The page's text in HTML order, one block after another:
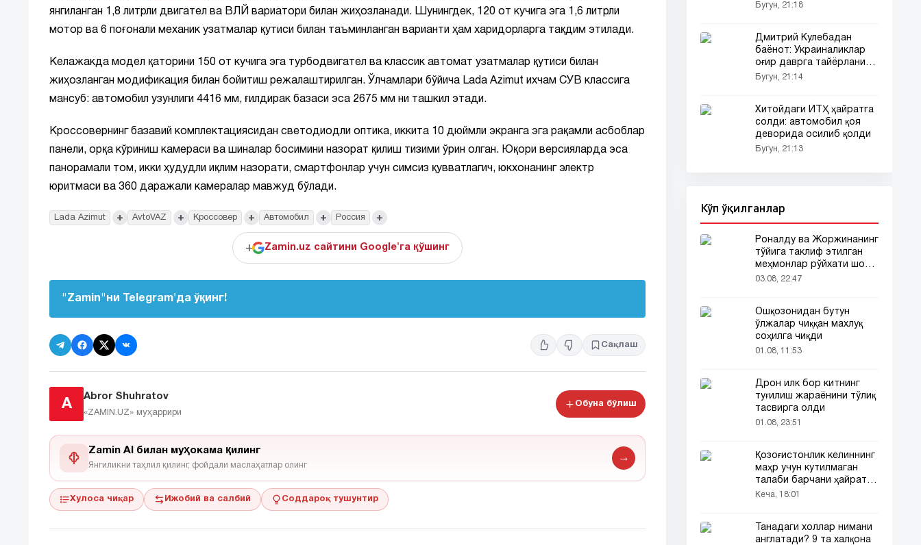
янгиланган 1,8 литрли двигател ва ВЛЙ вариатори билан жиҳозланади. Шунингдек, 120 от кучига эга 1,6 литрли
мотор ва 6 поғонали механик узатмалар қутиси билан таъминланган варианти ҳам харидорларга тақдим этилади.
Келажакда модел қаторини 150 от кучига эга турбодвигател ва классик автомат узатмалар қутиси билан
жиҳозланган модификация билан бойитиш режалаштирилган. Ўлчамлари бўйича Lada Azimut ихчам СУВ классига
мансуб: автомобил узунлиги 4416 мм, ғилдирак базаси эса 2675 мм ни ташкил этади.
Кроссовернинг базавий комплектациясидан светодиодли оптика, иккита 10 дюймли экранга эга рақамли асбоблар
панели, орқа кўриниш камераси ва шиналар босимини назорат қилиш тизими ўрин олган. Юқори версияларда эса
панорамали том, икки ҳудудли иқлим назорати, смартфонлар учун симсиз қувватлагич, юкхонанинг электр
юритмаси ва 360 даражали камералар мавжуд бўлади.
Lada Azimut + AvtoVAZ + Кроссовер + Автомобил + Россия +
+ Zamin.uz сайтини Google'га қўшинг
"Zamin"ни Telegram'да ўқинг!
Сақлаш
A
Abror Shuhratov
«ZAMIN.UZ» муҳаррири
Обуна бўлиш
Zamin AI билан муҳокама қилинг
Янгиликни таҳлил қилинг, фойдали маслаҳатлар олинг
→
Хулоса чиқар Ижобий ва салбий Соддароқ тушунтир
Бугун, 21:18
Дмитрий Кулебадан
баёнот: Украиналиклар
оғир даврга тайёрланиши
керак
Бугун, 21:14
Хитойдаги ЙТҲ ҳайратга
солди: автомобил қоя
деворида осилиб қолди
Бугун, 21:13
Кўп ўқилганлар
Роналду ва Жоржинанинг
тўйига таклиф этилган
меҳмонлар рўйхати шов-
шувда
03.08, 22:47
Ошқозонидан бутун
ўлжалар чиққан махлуқ
соҳилга чиқди
01.08, 11:53
Дрон илк бор китнинг
туғилиш жараёнини тўлиқ
тасвирга олди
01.08, 23:51
Қозоғистонлик келиннинг
маҳр учун кутилмаган
талаби барчани ҳайратга
солди
Кеча, 18:01
Танадаги холлар нимани
англатади? 9 та халқона